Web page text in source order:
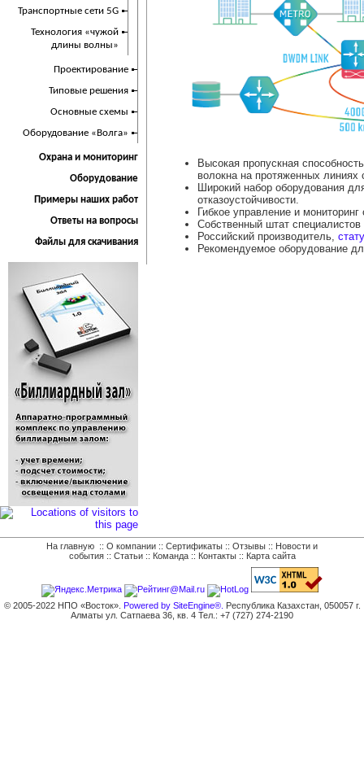
Транспортные сети 5G
Технология «чужой
длины волны»
Проектирование
Типовые решения
Основные схемы
Оборудование «Волга»
Охрана и мониторинг
Оборудование
Примеры наших работ
Ответы на вопросы
Файлы для скачивания
Высокая пропускная
волокна на протяженных линиях
Широкий набор оборудования
отказоустойчивости.
Гибкое управление и
Собственный штат
Российский производитель,
Рекомендуемое оборудование
На главную :: О компании :: Сертификаты :: Отзывы :: Новости и
события:: Статьи:: Команда:: Контакты:: Карта сайта
© 2005-2022 НПО «Восток». Powered by SiteEngine®. Республика Казахстан, 050057 г.
Алматы ул. Сатпаева 36, кв. 4 Тел.: +7 (727) 274-2190